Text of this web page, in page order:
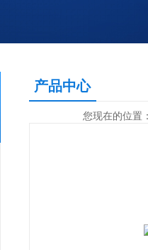
产品中心
您现在的位置